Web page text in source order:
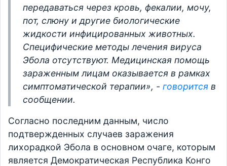
передаваться через кровь, фекалии, мочу,
пот, слюну и другие биологические
жидкости инфицированных животных.
Специфические методы лечения вируса
Эбола отсутствуют. Медицинская помощь
зараженным лицам оказывается в рамках
симптоматической терапии», - говорится в
сообщении.
Согласно последним данным, число
подтвержденных случаев заражения
лихорадкой Эбола в основном очаге, которым
является Демократическая Республика Конго